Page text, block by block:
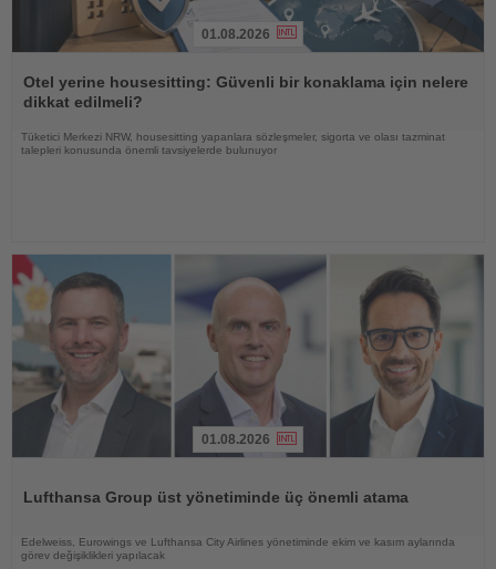
Oku
01.08.2026
Otel yerine housesitting: Güvenli bir konaklama için nelere
dikkat edilmeli?
Tüketici Merkezi NRW, housesitting yapanlara sözleşmeler, sigorta ve olası tazminat
talepleri konusunda önemli tavsiyelerde bulunuyor
01.08.2026
Lufthansa Group üst yönetiminde üç önemli atama
Edelweiss, Eurowings ve Lufthansa City Airlines yönetiminde ekim ve kasım aylarında
görev değişiklikleri yapılacak